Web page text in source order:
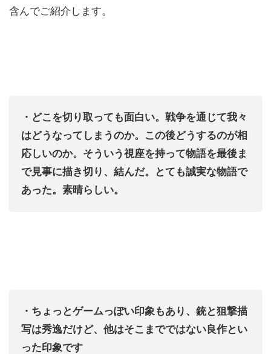
含んでご紹介します。
・どこを切り取っても面白い。戦争を通じて我々
はどうなってしまうのか。この後どうするのが相
応しいのか。そういう視座を持って物語を最後ま
で見事に描き切り、結んだ。とても誠実な物語で
あった。素晴らしい。
・ちょっとゲームっぽい印象もあり、銃と狙撃描
写は秀逸だけど、他はそこまでではない良作とい
った印象です